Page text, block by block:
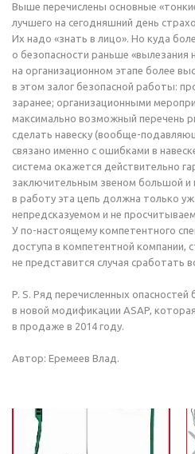
Выше перечислены основные
лучшего на сегодняшний день
Их надо «знать в лицо». Но куда
о безопасности раньше «вылезания
на организационном этапе более
в этом залог безопасной работы:
заранее; организационными
максимально возможный перечень
сделать навеску (вообще-
связано именно с ошибками в
система окажется действительно
заключительным звеном большой и
в работу эта цепь должна только
непредсказуемом и не
У по-настоящему компетентного
доступа в компетентной компании,
не представится случая сработать
P. S. Ряд перечисленных опасностей
в новой модификации ASAP,
в продаже в 2014 году.
Автор: Еремеев Влад.